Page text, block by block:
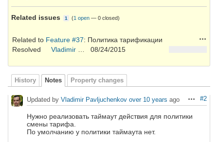
Related issues 1 (1 open — 0 closed)
Related to Feature #37: Политика тарификации
Resolved
08/24/2015
History Notes Property changes
Actions
#2
Updated by Vladimir Pavljuchenkov over 10 years ago
Нужно реализовать таймаут действия для политики
смены тарифа.
По умолчанию у политики таймаута нет.